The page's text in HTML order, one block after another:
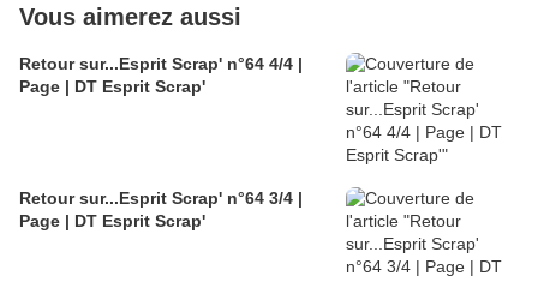
Vous aimerez aussi
Retour sur...Esprit Scrap' n°64 4/4 |
Page | DT Esprit Scrap'
Retour sur...Esprit Scrap' n°64 3/4 |
Page | DT Esprit Scrap'